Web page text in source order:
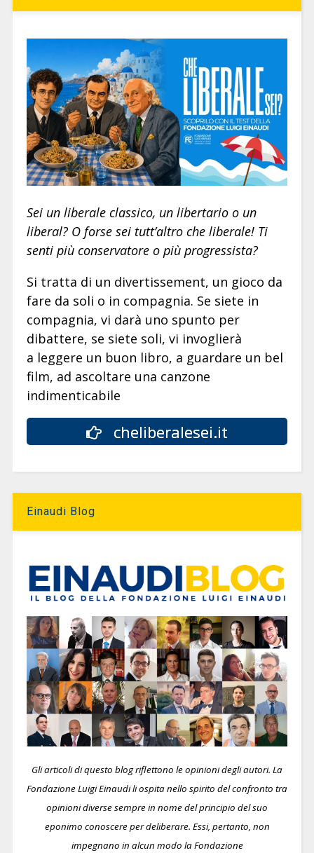
Sei un liberale classico, un libertario o un
liberal? O forse sei tutt’altro che liberale! Ti
senti più conservatore o più progressista?
Si tratta di un divertissement, un gioco da
fare da soli o in compagnia. Se siete in
compagnia, vi darà uno spunto per
dibattere, se siete soli, vi invoglierà
a leggere un buon libro, a guardare un bel
film, ad ascoltare una canzone
indimenticabile
cheliberalesei.it
Einaudi Blog
Gli articoli di questo blog riflettono le opinioni degli autori. La
Fondazione Luigi Einaudi li ospita nello spirito del confronto tra
opinioni diverse sempre in nome del principio del suo
eponimo conoscere per deliberare. Essi, pertanto, non
impegnano in alcun modo la Fondazione